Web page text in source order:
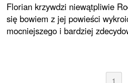
Florian krzywdzi niewątpliwie
się bowiem z jej powieści
mocniejszego i bardziej
1